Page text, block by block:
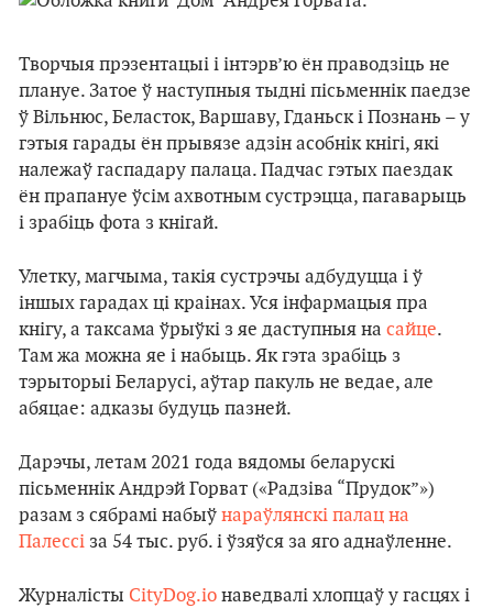
Творчыя прэзентацыі і інтэрв’ю ён праводзіць не
плануе. Затое ў наступныя тыдні пісьменнік паедзе
ў Вільнюс, Беласток, Варшаву, Гданьск і Познань – у
гэтыя гарады ён прывязе адзін асобнік кнігі, які
належаў гаспадару палаца. Падчас гэтых паездак
ён прапануе ўсім ахвотным сустрэцца, пагаварыць
і зрабіць фота з кнігай.
Улетку, магчыма, такія сустрэчы адбудуцца і ў
іншых гарадах ці краінах. Уся інфармацыя пра
кнігу, а таксама ўрыўкі з яе даступныя на сайце.
Там жа можна яе і набыць. Як гэта зрабіць з
тэрыторыі Беларусі, аўтар пакуль не ведае, але
абяцае: адказы будуць пазней.
Дарэчы, летам 2021 года вядомы беларускі
пісьменнік Андрэй Горват («Радзіва “Прудок”»)
разам з сябрамі набыў нараўлянскі палац на
Палессі за 54 тыс. руб. і ўзяўся за яго аднаўленне.
Журналісты CityDog.io наведвалі хлопцаў у гасцях і